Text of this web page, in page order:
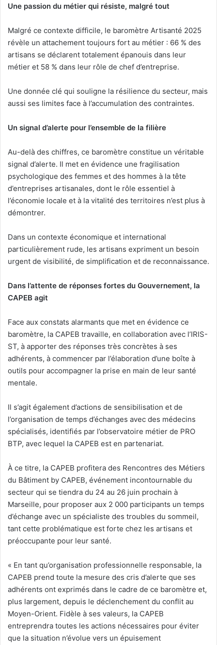
Une passion du métier qui résiste, malgré tout
Malgré ce contexte difficile, le baromètre Artisanté 2025
révèle un attachement toujours fort au métier : 66 % des
artisans se déclarent totalement épanouis dans leur
métier et 58 % dans leur rôle de chef d’entreprise.
Une donnée clé qui souligne la résilience du secteur, mais
aussi ses limites face à l’accumulation des contraintes.
Un signal d’alerte pour l’ensemble de la filière
Au-delà des chiffres, ce baromètre constitue un véritable
signal d’alerte. Il met en évidence une fragilisation
psychologique des femmes et des hommes à la tête
d’entreprises artisanales, dont le rôle essentiel à
l’économie locale et à la vitalité des territoires n’est plus à
démontrer.
Dans un contexte économique et international
particulièrement rude, les artisans expriment un besoin
urgent de visibilité, de simplification et de reconnaissance.
Dans l’attente de réponses fortes du Gouvernement, la
CAPEB agit
Face aux constats alarmants que met en évidence ce
baromètre, la CAPEB travaille, en collaboration avec l’IRIS-
ST, à apporter des réponses très concrètes à ses
adhérents, à commencer par l’élaboration d’une boîte à
outils pour accompagner la prise en main de leur santé
mentale.
Il s’agit également d’actions de sensibilisation et de
l’organisation de temps d’échanges avec des médecins
spécialisés, identifiés par l’observatoire métier de PRO
BTP, avec lequel la CAPEB est en partenariat.
À ce titre, la CAPEB profitera des Rencontres des Métiers
du Bâtiment by CAPEB, événement incontournable du
secteur qui se tiendra du 24 au 26 juin prochain à
Marseille, pour proposer aux 2 000 participants un temps
d’échange avec un spécialiste des troubles du sommeil,
tant cette problématique est forte chez les artisans et
préoccupante pour leur santé.
« En tant qu’organisation professionnelle responsable, la
CAPEB prend toute la mesure des cris d’alerte que ses
adhérents ont exprimés dans le cadre de ce baromètre et,
plus largement, depuis le déclenchement du conflit au
Moyen-Orient. Fidèle à ses valeurs, la CAPEB
entreprendra toutes les actions nécessaires pour éviter
que la situation n’évolue vers un épuisement